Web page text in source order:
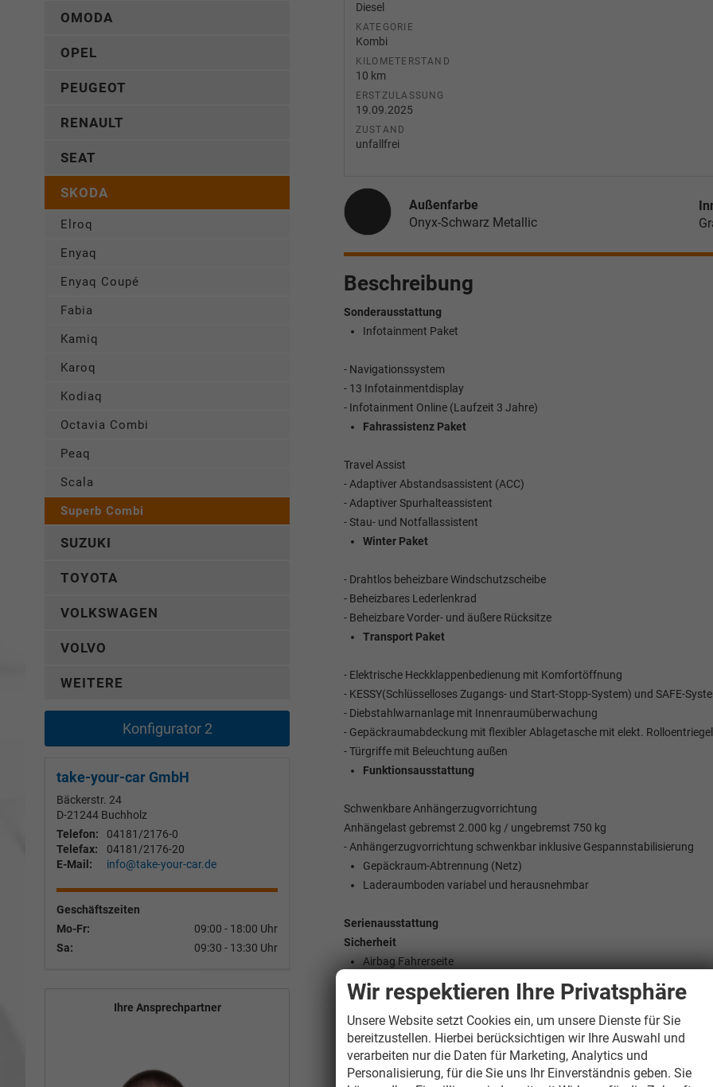
Diesel
KATEGORIE
Kombi
KILOMETERSTAND
10 km
ERSTZULASSUNG
19.09.2025
ZUSTAND
unfallfrei
Außenfarbe
Onyx-Schwarz Metallic
Beschreibung
Sonderausstattung
Infotainment Paket
- Navigationssystem
- 13 Infotainmentdisplay
- Infotainment Online (Laufzeit 3 Jahre)
Fahrassistenz Paket
Travel Assist
- Adaptiver Abstandsassistent (ACC)
- Adaptiver Spurhalteassistent
- Stau- und Notfallassistent
Winter Paket
- Drahtlos beheizbare Windschutzscheibe
- Beheizbares Lederlenkrad
- Beheizbare Vorder- und äußere Rücksitze
Transport Paket
- Elektrische Heckklappenbedienung mit Komfortöffnung
- KESSY(Schlüsselloses Zugangs- und Start-Stopp-System) und SAFE-
- Diebstahlwarnanlage mit Innenraumüberwachung
- Gepäckraumabdeckung mit flexibler Ablagetasche mit elekt.
- Türgriffe mit Beleuchtung außen
Funktionsausstattung
Schwenkbare Anhängerzugvorrichtung
Anhängelast gebremst 2.000 kg / ungebremst 750 kg
- Anhängerzugvorrichtung schwenkbar inklusive Gespannstabilisierung
Gepäckraum-Abtrennung (Netz)
Laderaumboden variabel und herausnehmbar
Serienausstattung
Sicherheit
Airbag Fahrerseite
Airbag Beifahrerseite abschaltbar
Seitenairbag vorn
Seitenairbag vorn Mitte (Center-Airbag)
Anti-Blockier-System (ABS)
Antriebs-Schlupfregelung (ASR)
Bremsassistent
OMODA
OPEL
PEUGEOT
RENAULT
SEAT
SKODA
Elroq
Enyaq
Enyaq Coupé
Fabia
Kamiq
Karoq
Kodiaq
Octavia Combi
Peaq
Scala
Superb Combi
SUZUKI
TOYOTA
VOLKSWAGEN
VOLVO
WEITERE
Konfigurator 2
take-your-car GmbH
Bäckerstr. 24
D-21244 Buchholz
Telefon:
04181/2176-0
Telefax:
04181/2176-20
E-Mail:
info@take-your-car.de
Geschäftszeiten
Mo-Fr:
09:00 - 18:00 Uhr
Sa:
09:30 - 13:30 Uhr
Ihre Ansprechpartner
Wir respektieren Ihre Privatsphäre
Unsere Website setzt Cookies ein, um unsere Dienste für Sie
bereitzustellen. Hierbei berücksichtigen wir Ihre Auswahl und
verarbeiten nur die Daten für Marketing, Analytics und
Personalisierung, für die Sie uns Ihr Einverständnis geben. Sie